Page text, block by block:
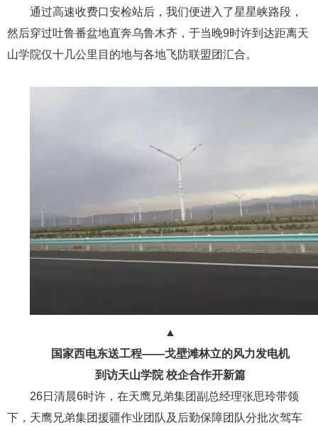
通过高速收费口安检站后，我们便进入了星星峡路段，
然后穿过吐鲁番盆地直奔乌鲁木齐，于当晚9时许到达距离天
山学院仅十几公里目的地与各地飞防联盟团汇合。
▲
国家西电东送工程——戈壁滩林立的风力发电机
到访天山学院校企合作开新篇
26日清晨6时许，在天鹰兄弟集团副总经理张思玲带领
下，天鹰兄弟集团援疆作业团队及后勤保障团队分批次驾车